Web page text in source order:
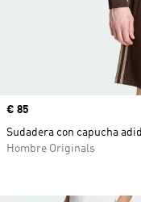
Precio
€ 85
Sudadera con capucha
Hombre Originals